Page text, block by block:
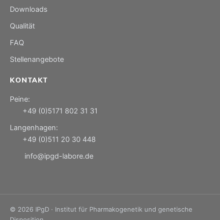
Downloads
Qualität
FAQ
Stellenangebote
KONTAKT
Peine:
+49 (0)5171 802 31 31
Langenhagen:
+49 (0)511 20 30 448
info@ipgd-labore.de
© 2026 IPgD · Institut für Pharmakogenetik und genetische